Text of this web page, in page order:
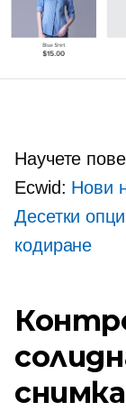
Научете
Ecwid: Нови
Десетки
кодиране
снимка